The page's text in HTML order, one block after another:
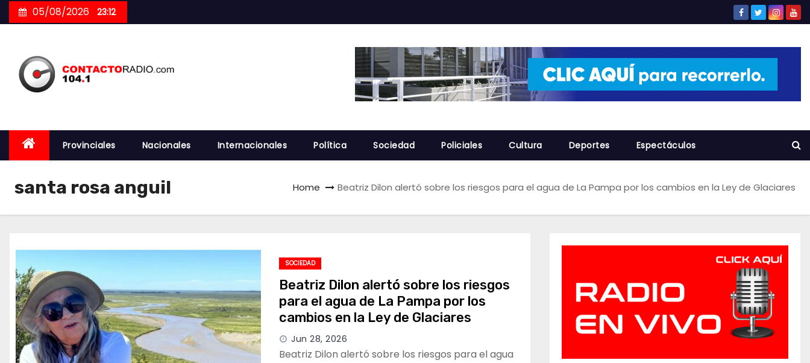
to
05/08/2026 23:12
Provinciales Nacionales Internacionales Política Sociedad Policiales Cultura Deportes Espectáculos
santa rosa anguil Home Beatriz Dilon alertó sobre los riesgos para el agua de La Pampa por los cambios en la Ley de Glaciares
SOCIEDAD
Beatriz Dilon alertó sobre los riesgos
para el agua de La Pampa por los
cambios en la Ley de Glaciares
Jun 28, 2026
Beatriz Dilon alertó sobre los riesgos para el agua